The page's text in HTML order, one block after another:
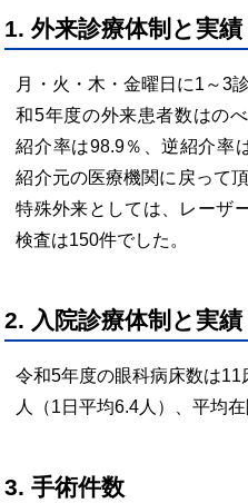
1. 外来診療体制と実績
月・火・木・金曜日に1～3
和5年度の外来患者数はの
紹介率は98.9％、逆紹介率
紹介元の医療機関に戻って
特殊外来としては、レーザ
検査は150件でした。
2. 入院診療体制と実績
令和5年度の眼科病床数は
人（1日平均6.4人）、平均
3. 手術件数